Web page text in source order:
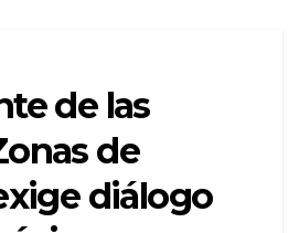
de las
de
diálogo